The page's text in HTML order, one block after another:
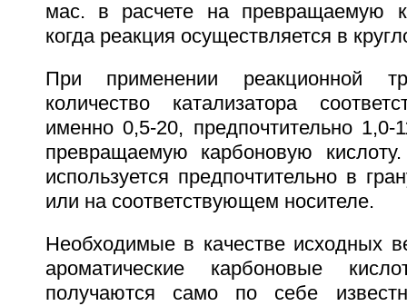
мас. в расчете на превращаемую
когда реакция осуществляется в
При применении реакционной
количество катализатора
именно 0,5-20, предпочтительно
превращаемую карбоновую
используется предпочтительно в
или на соответствующем носителе.
Необходимые в качестве исходных
ароматические карбоновые
получаются само по себе